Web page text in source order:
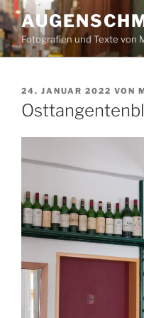
Zum
Inhalt
springenFotografien und Texte von
VERÖFFENTLICHT
AM
24. JANUAR 2022 VON